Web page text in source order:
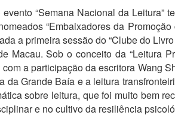
“Semana Nacional da Leitura”
“Embaixadores da
a primeira sessão do “Clube do
Macau. Sob o conceito da “Leitura
com a participação da escritora Wang
da Grande Baía e a leitura
sobre leitura, que foi muito bem
e no cultivo da resiliência